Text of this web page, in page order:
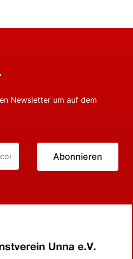
Newsletter um auf dem
Abonnieren